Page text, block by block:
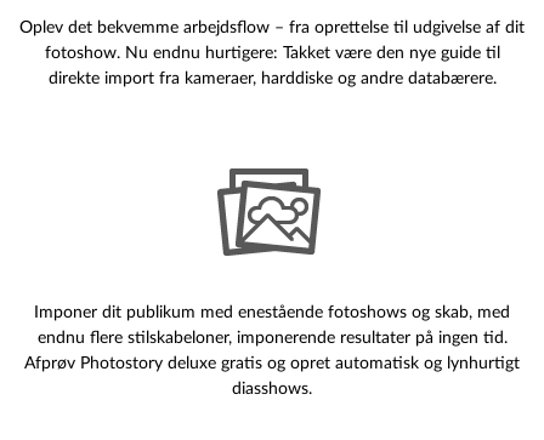
Oplev det bekvemme arbejdsflow – fra oprettelse til udgivelse af dit
fotoshow. Nu endnu hurtigere: Takket være den nye guide til
direkte import fra kameraer, harddiske og andre databærere.
Imponer dit publikum med enestående fotoshows og skab, med
endnu flere stilskabeloner, imponerende resultater på ingen tid.
Afprøv Photostory deluxe gratis og opret automatisk og lynhurtigt
diasshows.